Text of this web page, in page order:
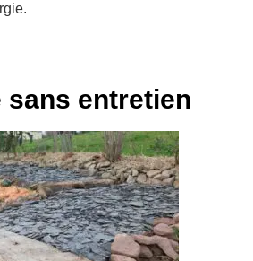
sans entretien